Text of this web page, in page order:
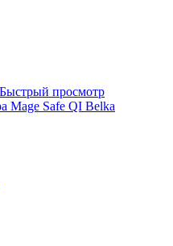
Быстрый просмотр
Mage Safe QI Belka